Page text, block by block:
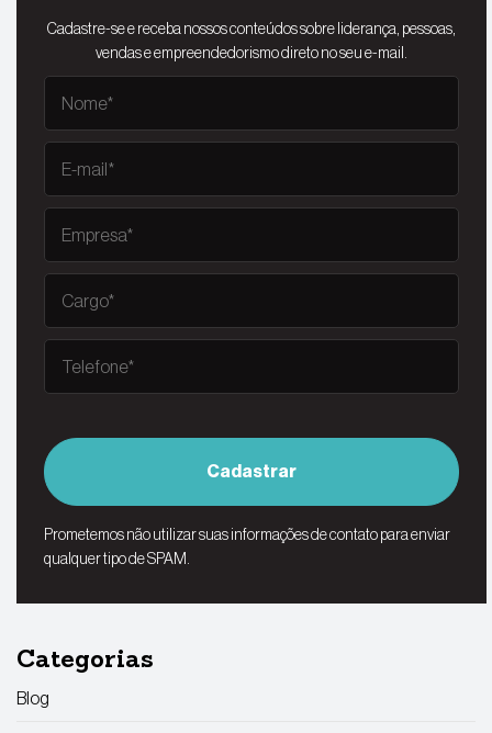
Cadastre-se e receba nossos conteúdos sobre liderança, pessoas,
vendas e empreendedorismo direto no seu e-mail.
Cadastrar
Prometemos não utilizar suas informações de contato para enviar
qualquer tipo de SPAM.
Categorias
Blog